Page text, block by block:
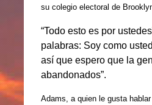
su colegio electoral de
“Todo esto es por
palabras: Soy como
así que espero que la
abandonados”.
Adams, a quien le gusta